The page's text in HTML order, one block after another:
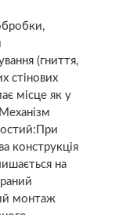
(гниття,
стінових
місце як у
конструкція
на
монтаж